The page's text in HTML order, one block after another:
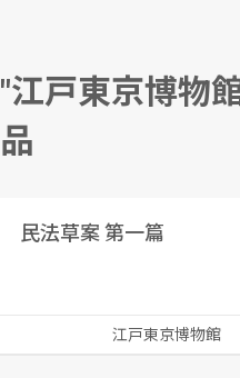
"江戸東京博物
品
民法草案 第一篇
江戸東京博物館